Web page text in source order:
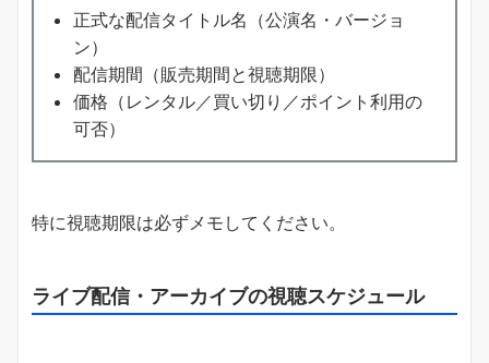
正式な配信タイトル名（公演名・バージョ
ン）
配信期間（販売期間と視聴期限）
価格（レンタル／買い切り／ポイント利用の
可否）
特に視聴期限は必ずメモしてください。
ライブ配信・アーカイブの視聴スケジュール